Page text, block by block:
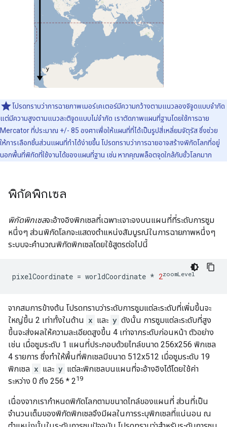
โปรดทราบว่าการฉายภาพเมอร์เคเตอร์มีความกว้างตามแนวลองจิจูดแบบจำกัด
แต่มีความสูงตามแนวละติจูดแบบไม่จำกัด เราตัดภาพแผนที่ฐานโดยใช้การฉาย
Mercator ที่ประมาณ +/- 85 องศาเพื่อให้แผนที่ที่ได้เป็นรูปสี่เหลี่ยมจัตุรัส ซึ่งช่วย
ให้การเลือกชิ้นส่วนแผนที่ทำได้ง่ายขึ้น โปรดทราบว่าการฉายอาจสร้างพิกัดโลกที่อยู่
นอกพื้นที่พิกัดที่ใช้งานได้ของแผนที่ฐาน เช่น หากคุณพล็อตจุดใกล้กับขั้วโลกมาก
พิกัดพิกเซล
พิกัดพิกเซลจะอ้างอิงพิกเซลที่เฉพาะเจาะจงบนแผนที่ที่ระดับการซูม
หนึ่งๆ ส่วนพิกัดโลกจะแสดงตำแหน่งสัมบูรณ์ในการฉายภาพหนึ่งๆ
ระบบจะคํานวณพิกัดพิกเซลโดยใช้สูตรต่อไปนี้
pixelCoordinate = worldCoordinate * 2zoomLevel
จากสมการข้างต้น โปรดทราบว่าระดับการซูมแต่ละระดับที่เพิ่มขึ้นจะ
ใหญ่ขึ้น 2 เท่าทั้งในด้าน x และ y ดังนั้น การซูมแต่ละระดับที่สูง
ขึ้นจะส่งผลให้ความละเอียดสูงขึ้น 4 เท่าจากระดับก่อนหน้า ตัวอย่าง
เช่น เมื่อซูมระดับ 1 แผนที่ประกอบด้วยไทล์ขนาด 256x256 พิกเซล
4 รายการ ซึ่งทำให้พื้นที่พิกเซลมีขนาด 512x512 เมื่อซูมระดับ 19
พิกเซล x และ y แต่ละพิกเซลบนแผนที่จะอ้างอิงได้โดยใช้ค่า
ระหว่าง 0 ถึง 256 * 219
เนื่องจากเรากำหนดพิกัดโลกตามขนาดไทล์ของแผนที่ ส่วนที่เป็น
จำนวนเต็มของพิกัดพิกเซลจึงมีผลในการระบุพิกเซลที่แน่นอน ณ